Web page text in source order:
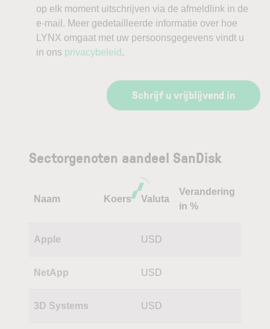
op elk moment uitschrijven via de afmeldlink in de
e-mail. Meer gedetailleerde informatie over hoe
LYNX omgaat met uw persoonsgegevens vindt u
in ons privacybeleid .
Schrijf u vrijblijvend in
Sectorgenoten aandeel SanDisk
Naam Koers Valuta
Verandering
in %
Apple USD
NetApp USD
3D Systems USD